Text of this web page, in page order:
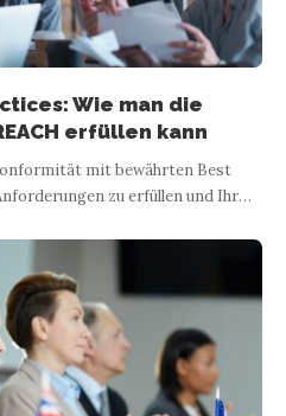
Wie man die
erfüllen kann
mit bewährten Best
zu erfüllen und Ihr…